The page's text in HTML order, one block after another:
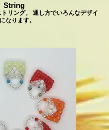
String
リング。 通し方でいろんなデザイ
なります。